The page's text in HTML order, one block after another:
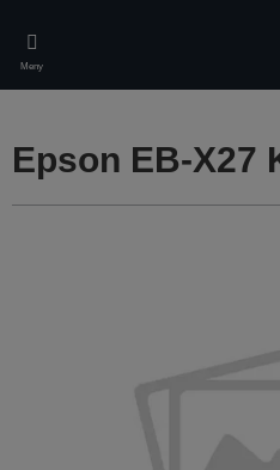
main
content
Meny
Epson EB-X27